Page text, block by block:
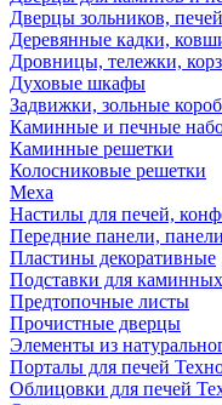
Дверцы зольников,
Деревянные кадки,
Дровницы, тележки,
Духовые шкафы
Задвижки, зольные
Каминные и печные
Каминные решетки
Колосниковые решетки
Меха
Настилы для печей,
Передние панели,
Пластины декоративные
Подставки для
Предтопочные листы
Прочистные дверцы
Элементы из
Порталы для печей
Облицовки для печей